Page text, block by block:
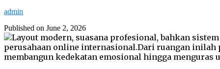
admin
Published on June 2, 2026